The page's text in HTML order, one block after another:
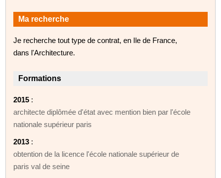
Ma recherche
Je recherche tout type de contrat, en Ile de France,
dans l'Architecture.
Formations
2015 :
architecte diplômée d'état avec mention bien par l'école
nationale supérieur paris
2013 :
obtention de la licence l'école nationale supérieur de
paris val de seine